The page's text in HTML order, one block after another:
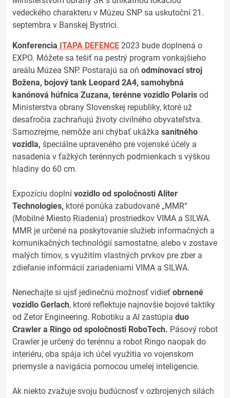
vedeckého charakteru v Múzeu SNP sa uskutoční 21.
septembra v Banskej Bystrici.
Konferencia ITAPA DEFENCE 2023 bude doplnená o
EXPO. Môžete sa tešiť na pestrý program vonkajšieho
areálu Múzea SNP. Postarajú sa oň odmínovací stroj
Božena, bojový tank Leopard 2A4, samohybná
kanónová húfnica Zuzana, terénne vozidlo Polaris od
Ministerstva obrany Slovenskej republiky, ktoré už
desaťročia zachraňujú životy civilného obyvateľstva.
Samozrejme, nemôže ani chýbať ukážka sanitného
vozidla, špeciálne upraveného pre vojenské účely a
nasadenia v ťažkých terénnych podmienkach s výškou
hladiny do 60 cm.
Expozíciu doplní vozidlo od spoločnosti Aliter
Technologies, ktoré ponúka zabudované „MMR“
(Mobilné Miesto Riadenia) prostriedkov VIMA a SILWA.
MMR je určené na poskytovanie služieb informačných a
komunikačných technológií samostatne, alebo v zostave
malých tímov, s využitím vlastných prvkov pre zber a
zdieľanie informácií zariadeniami VIMA a SILWA.
Nenechajte si ujsť jedinečnú možnosť vidieť obrnené
vozidlo Gerlach, ktoré reflektuje najnovšie bojové taktiky
od Zetor Engineering. Robotiku a AI zastúpia duo
Crawler a Ringo od spoločnosti RoboTech. Pásový robot
Crawler je určený do terénnu a robot Ringo naopak do
interiéru, oba spája ich účel využitia vo vojenskom
priemysle a navigácia pomocou umelej inteligencie.
Ak niekto zvažuje svoju budúcnosť v ozbrojených silách